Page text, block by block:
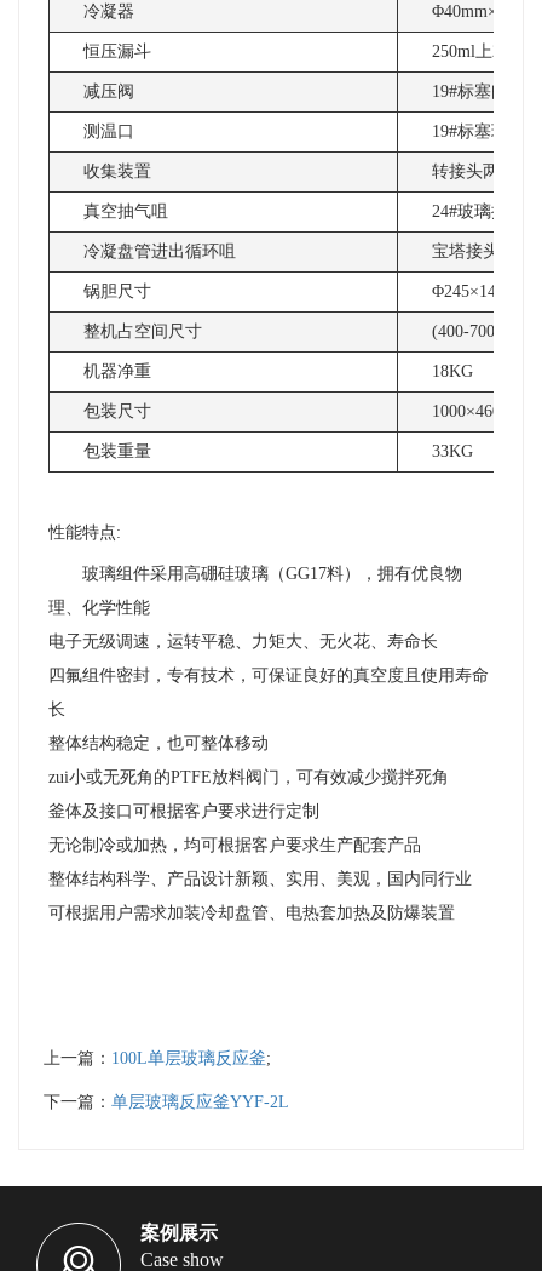
冷凝器
恒压漏斗 250ml上24#标
减压阀 19#标塞阀 放
测温口 19#标塞玻璃
收集装置 转接头两个、
真空抽气咀 24#玻璃抽气
冷凝盘管进出循环咀 宝塔接头外径
锅胆尺寸
整机占空间尺寸 (400-
机器净重 18KG
包装尺寸
包装重量 33KG
性能特点:
玻璃组件采用高硼硅玻璃（GG17料），拥有优良物
理、化学性能
电子无级调速，运转平稳、力矩大、无火花、寿命长
四氟组件密封，专有技术，可保证良好的真空度且使用寿命
长
整体结构稳定，也可整体移动
zui小或无死角的PTFE放料阀门，可有效减少搅拌死角
釜体及接口可根据客户要求进行定制
无论制冷或加热，均可根据客户要求生产配套产品
整体结构科学、产品设计新颖、实用、美观，国内同行业
可根据用户需求加装冷却盘管、电热套加热及防爆装置
上一篇： 100L单层玻璃反应釜;
下一篇： 单层玻璃反应釜YYF-2L
案例展示
Case show